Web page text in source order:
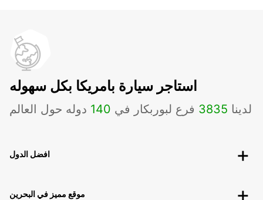
استاجر سيارة بامريكا بكل سهوله
لدينا 3835 فرع لبوربكار في 140 دوله حول العالم
افضل الدول
موقع مميز في البحرين